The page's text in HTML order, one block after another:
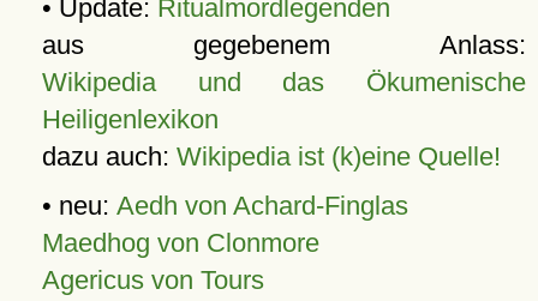
• Update: Ritualmordlegenden
aus gegebenem Anlass:
Wikipedia und das Ökumenische
Heiligenlexikon
dazu auch: Wikipedia ist (k)eine Quelle!
• neu: Aedh von Achard-Finglas
Maedhog von Clonmore
Agericus von Tours